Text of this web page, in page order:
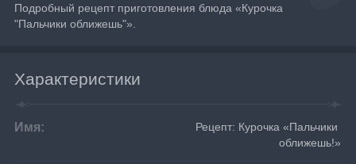
Подробный рецепт приготовления блюда «Курочка
"Пальчики оближешь"».
Характеристики
Имя:
Рецепт: Курочка «Пальчики
оближешь!»